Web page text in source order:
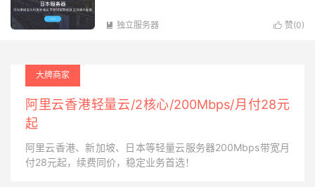
 赞(0)
 独立服务器
大牌商家
阿里云香港轻量云/2核心/200Mbps/月付28元
起
阿里云香港、新加坡、日本等轻量云服务器200Mbps带宽月
付28元起，续费同价，稳定业务首选！